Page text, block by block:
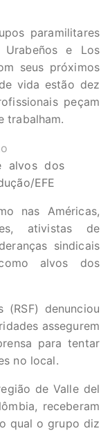
paramilitares
e Los
seus próximos
vida estão dez
peçam
trabalham.
alvos dos
EFE
nas Américas,
ativistas de
sindicais
alvos dos
(RSF) denunciou
assegurem
para tentar
no local.
de Valle del
receberam
qual o grupo diz